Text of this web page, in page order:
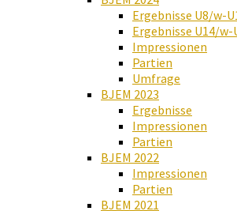
Ergebnisse U8/w-
Ergebnisse U14/
Impressionen
Partien
Umfrage
BJEM 2023
Ergebnisse
Impressionen
Partien
BJEM 2022
Impressionen
Partien
BJEM 2021